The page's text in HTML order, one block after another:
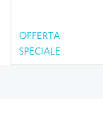
OFFERTA
SPECIALE